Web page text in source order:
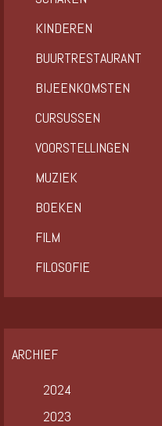
KINDEREN
BUURTRESTAURANT
BIJEENKOMSTEN
CURSUSSEN
VOORSTELLINGEN
MUZIEK
BOEKEN
FILM
FILOSOFIE
ARCHIEF
2024
2023